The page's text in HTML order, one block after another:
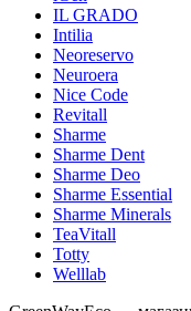
IL GRADO
Intilia
Neoreservo
Neuroera
Nice Code
Revitall
Sharme
Sharme Dent
Sharme Deo
Sharme Essential
Sharme Minerals
TeaVitall
Totty
Welllab